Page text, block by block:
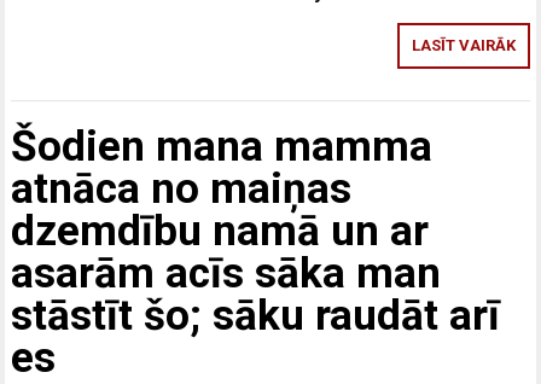
LASĪT VAIRĀK
Šodien mana mamma
atnāca no maiņas
dzemdību namā un ar
asarām acīs sāka man
stāstīt šo; sāku raudāt arī
es